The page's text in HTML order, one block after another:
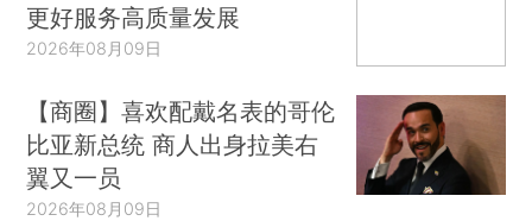
更好服务高质量发展
2026年08月09日
【商圈】喜欢配戴名表的哥伦
比亚新总统 商人出身拉美右
翼又一员
2026年08月09日